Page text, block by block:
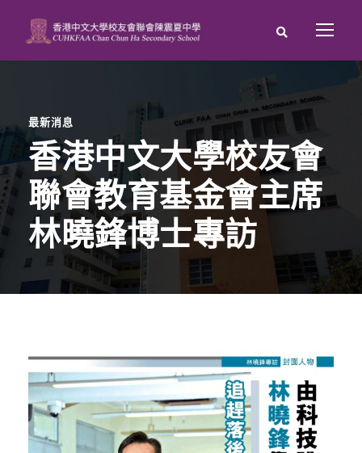
最新消息
香港中文大學校友會
聯會教育基金會主席
林曉鋒博士專訪